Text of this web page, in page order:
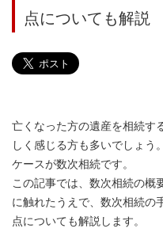
点についても解説
亡くなった方の遺産を相続す
しく感じる方も多いでしょう
ケースが数次相続です。
この記事では、数次相続の概
に触れたうえで、数次相続の
点についても解説します。